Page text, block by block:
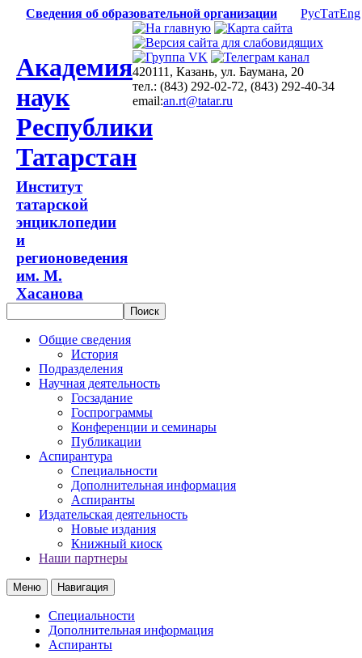
Сведения об образовательной организации РусТатEng
Академия
наук
Республики
Татарстан
Институт
татарской
энциклопедии
и
регионоведения
им. М.
Хасанова
420111, Казань, ул. Баумана, 20
тел.: (843) 292-02-72, (843) 292-40-34
email:an.rt@tatar.ru
Общие сведения
История
Подразделения
Научная деятельность
Госзадание
Госпрограммы
Конференции и семинары
Публикации
Аспирантура
Специальности
Дополнительная информация
Аспиранты
Издательская деятельность
Новые издания
Книжный киоск
Наши партнеры
Меню Навигация
Специальности
Дополнительная информация
Аспиранты